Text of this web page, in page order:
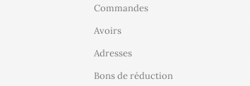
Commandes
Avoirs
Adresses
Bons de réduction